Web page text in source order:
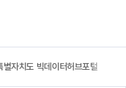
별자치도 빅데이터허브포털